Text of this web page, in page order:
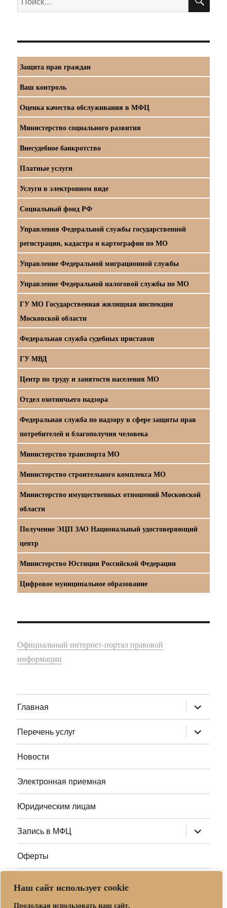
Наш сайт использует cookie
Продолжая использовать наш сайт,
Защита прав граждан
Ваш контроль
Оценка качества обслуживания в МФЦ
Министерство социального развития
Внесудебное банкротство
Платные услуги
Услуги в электронном виде
Социальный фонд РФ
Управления Федеральной службы государственной
регистрации, кадастра и картографии по МО
Управление Федеральной миграционной службы
Управление Федеральной налоговой службы по МО
ГУ МО Государственная жилищная инспекция
Московской области
Федеральная служба судебных приставов
ГУ МВД
Центр по труду и занятости населения МО
Отдел охотничьего надзора
Федеральная служба по надзору в сфере защиты прав
потребителей и благополучия человека
Министерство транспорта МО
Министерство строительного комплекса МО
Министерство имущественных отношений Московской
области
Получение ЭЦП ЗАО Национальный удостоверяющий
центр
Министерство Юстиции Российской Федерации
Цифровое муниципальное образование
Официальный интернет-портал правовой
информации
Главная раскрыть
дочернее
меню
Перечень услуг
раскрыть
дочернее
меню
Новости
Электронная приемная
Юридическим лицам
Запись в МФЦ раскрыть
дочернее
меню
Оферты
Адреса МФЦ МО